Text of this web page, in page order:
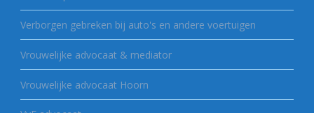
Verborgen gebreken bij auto's en andere voertuigen
Vrouwelijke advocaat & mediator
Vrouwelijke advocaat Hoorn